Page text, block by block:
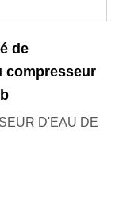
de
compresseur
D'EAU DE